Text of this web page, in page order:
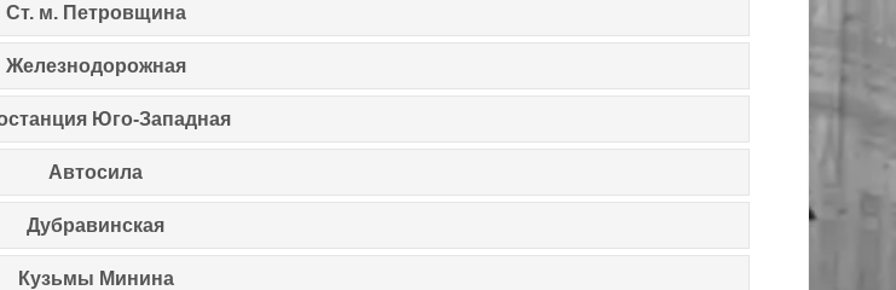
Ст. м. Петровщина
Железнодорожная
Юго-Западная
Автосила
Дубравинская
Кузьмы Минина